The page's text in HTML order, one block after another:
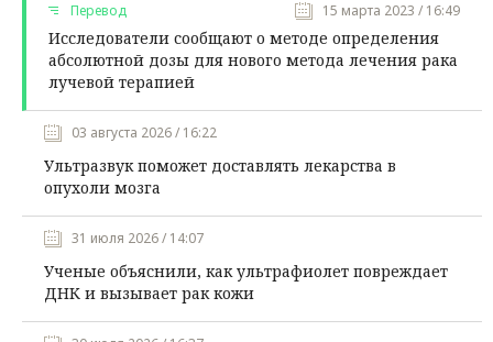
Перевод 15 марта 2023 / 16:49
Исследователи сообщают о методе определения
абсолютной дозы для нового метода лечения рака
лучевой терапией
03 августа 2026 / 16:22
Ультразвук поможет доставлять лекарства в
опухоли мозга
31 июля 2026 / 14:07
Ученые объяснили, как ультрафиолет повреждает
ДНК и вызывает рак кожи